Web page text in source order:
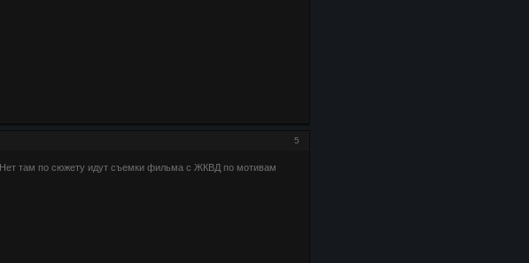
5
Нет там по сюжету идут съемки фильма с ЖКВД по мотивам